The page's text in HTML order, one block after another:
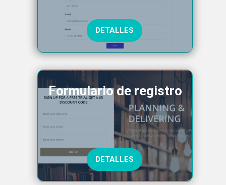
DETALLES
Formulario de registro
DETALLES